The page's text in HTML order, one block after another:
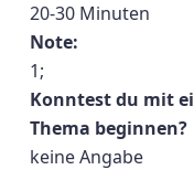
20-30 Minuten
Note:
1;
Konntest du mit
Thema beginnen?
keine Angabe